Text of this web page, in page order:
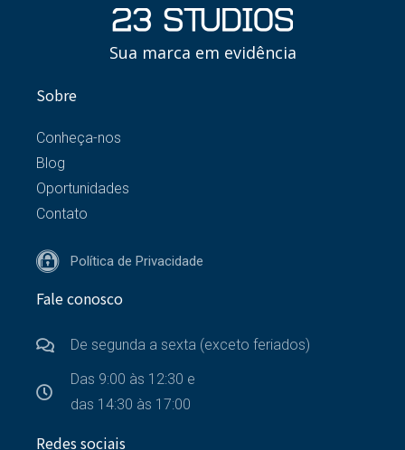
Sua marca em evidência
Sobre
Conheça-nos
Blog
Oportunidades
Contato
Política de Privacidade
Fale conosco
De segunda a sexta (exceto feriados)
Das 9:00 às 12:30 e
das 14:30 às 17:00
Redes sociais